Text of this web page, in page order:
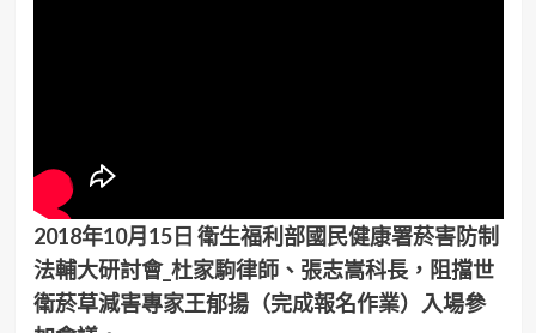
2018年10月15日 衛生福利部國民健康署菸害防制
法輔大研討會_杜家駒律師、張志嵩科長，阻擋世
衛菸草減害專家王郁揚（完成報名作業）入場參